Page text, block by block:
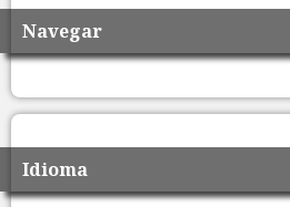
Navegar
Idioma